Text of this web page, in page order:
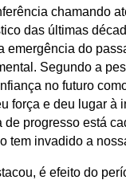
chamando
das últimas
emergência do
Segundo a
no futuro
força e deu lugar à
de progresso está
tem invadido a
é efeito do